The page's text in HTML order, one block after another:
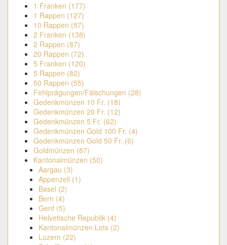
1 Franken (177)
1 Rappen (127)
10 Rappen (57)
2 Franken (138)
2 Rappen (87)
20 Rappen (72)
5 Franken (120)
5 Rappen (82)
50 Rappen (55)
Fehlprägungen/Fälschungen (28)
Gedenkmünzen 10 Fr. (18)
Gedenkmünzen 20 Fr. (12)
Gedenkmünzen 5 Fr. (62)
Gedenkmünzen Gold 100 Fr. (4)
Gedenkmünzen Gold 50 Fr. (6)
Goldmünzen (87)
Kantonalmünzen (50)
Aargau (3)
Appenzell (1)
Basel (2)
Bern (4)
Genf (5)
Helvetische Republik (4)
Kantonalmünzen Lots (2)
Luzern (22)